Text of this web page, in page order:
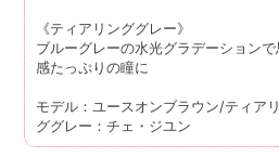
《ティアリンググレー》
ブルーグレーの水光グラデーション
感たっぷりの瞳に
モデル：ユースオンブラウン/ティア
ググレー：チェ・ジユン